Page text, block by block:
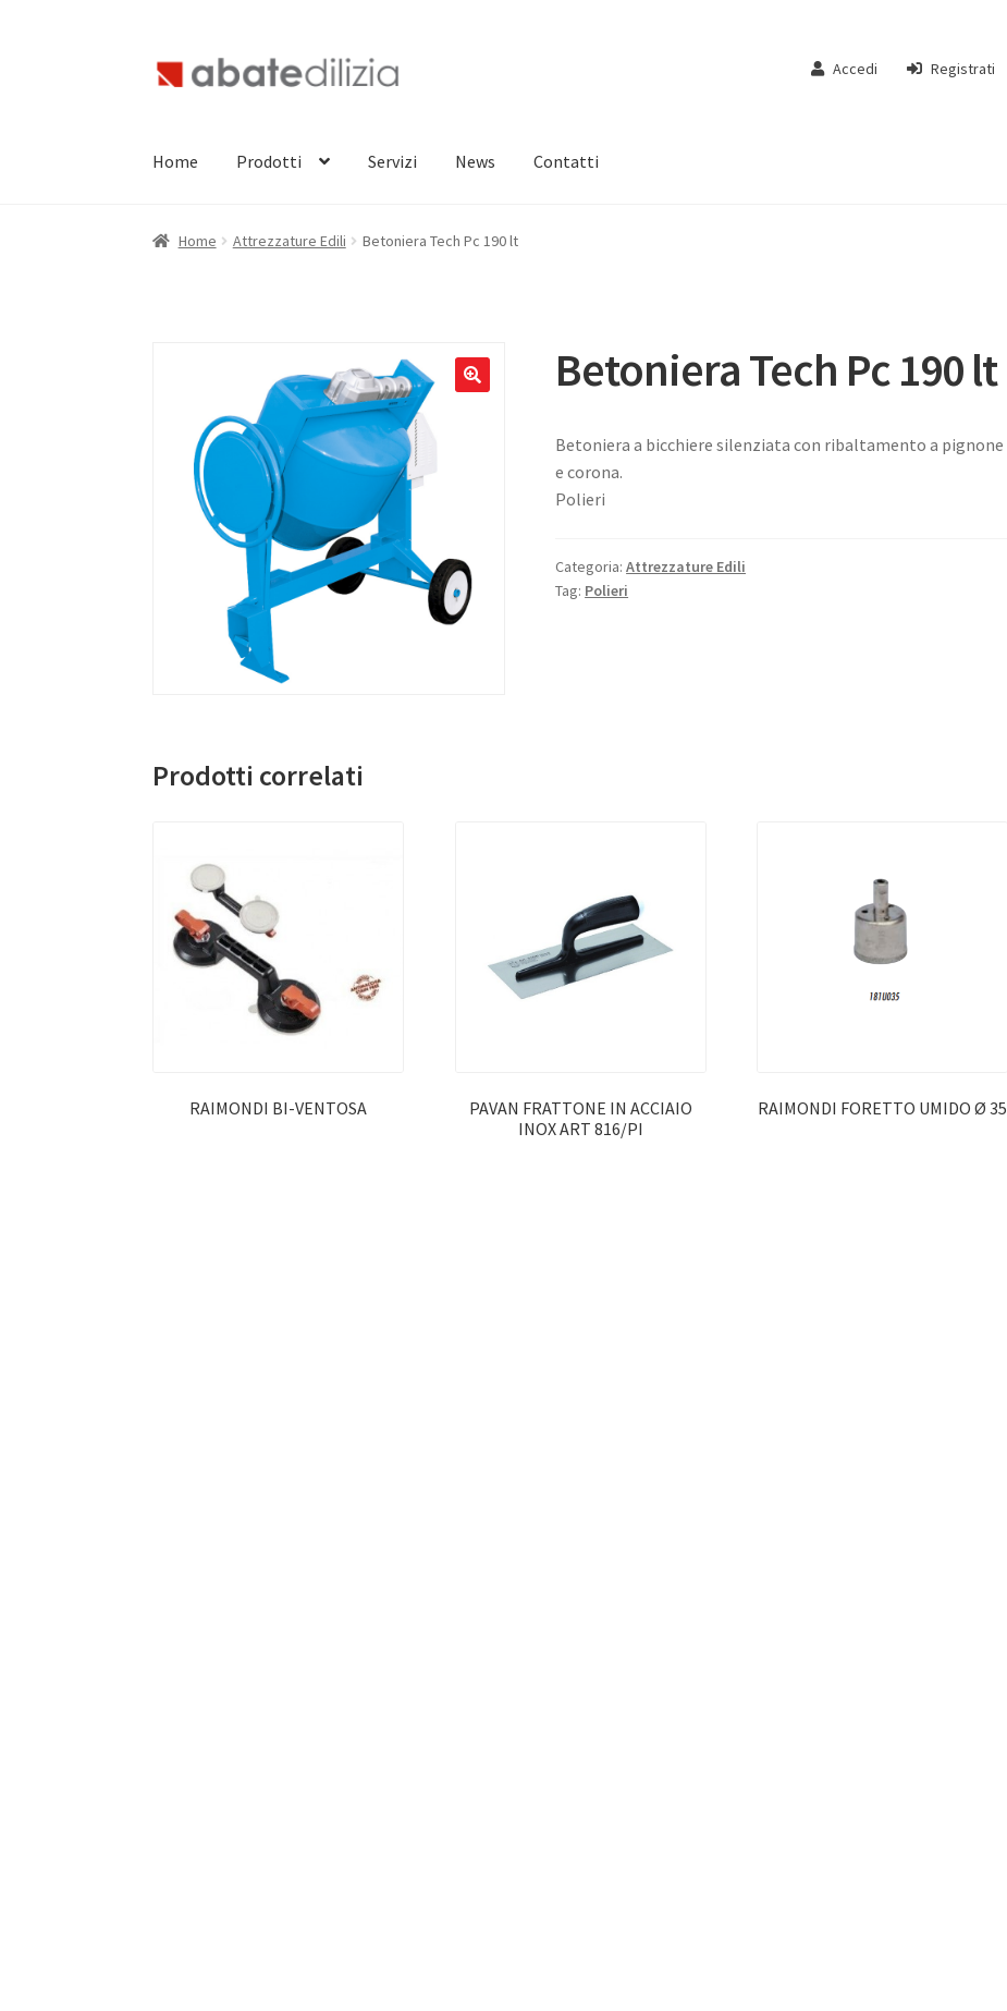
Vai
alla
Vai
al
Accedi Registrati
Home Prodotti Servizi News Contatti
Home Attrezzature Edili Betoniera Tech Pc 190 lt
Betoniera Tech Pc 190 lt
Betoniera a bicchiere silenziata con ribaltamento a pignone
e corona.
Polieri
Categoria:Attrezzature Edili
Tag: Polieri
Prodotti correlati
RAIMONDI BI-VENTOSA
PAVAN FRATTONE IN ACCIAIO
INOX ART 816/PI
RAIMONDI FORETTO UMIDO Ø 35